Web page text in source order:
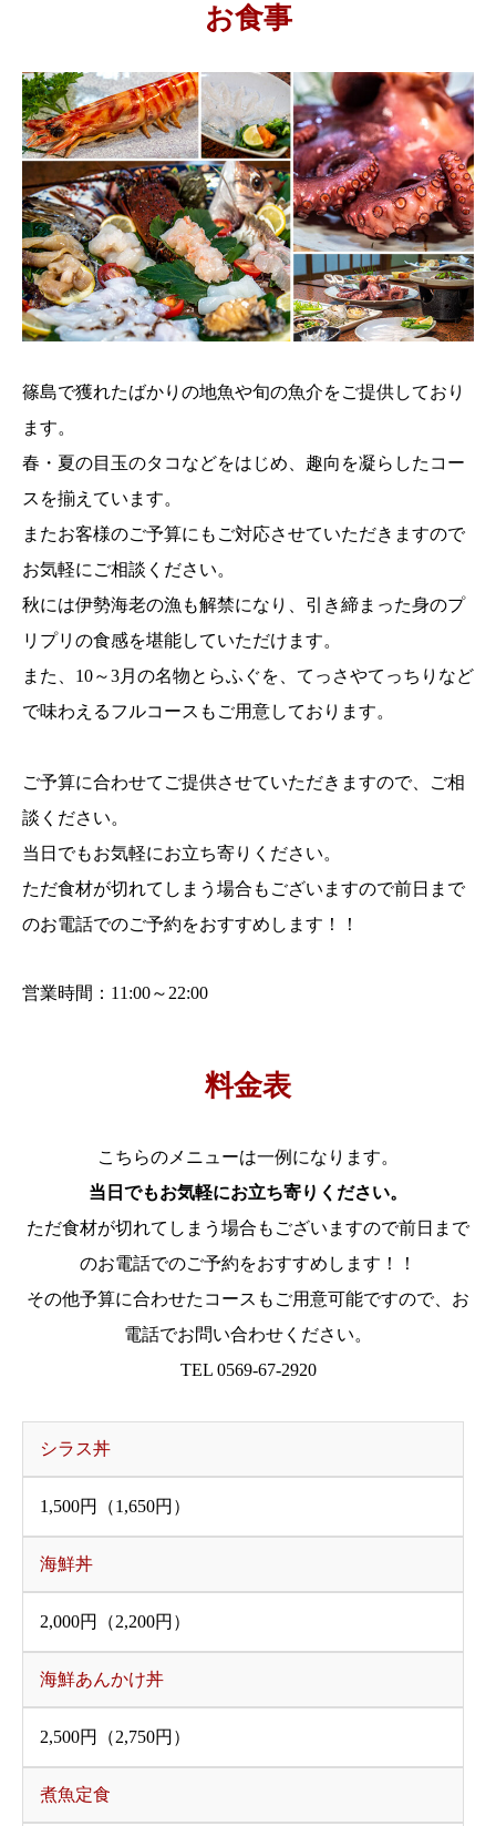
お食事
篠島で獲れたばかりの地魚や旬の魚介をご提供しており
ます。
春・夏の目玉のタコなどをはじめ、趣向を凝らしたコー
スを揃えています。
またお客様のご予算にもご対応させていただきますので
お気軽にご相談ください。
秋には伊勢海老の漁も解禁になり、引き締まった身のプ
リプリの食感を堪能していただけます。
また、10～3月の名物とらふぐを、てっさやてっちりなど
で味わえるフルコースもご用意しております。
ご予算に合わせてご提供させていただきますので、ご相
談ください。
当日でもお気軽にお立ち寄りください。
ただ食材が切れてしまう場合もございますので前日まで
のお電話でのご予約をおすすめします！！
営業時間：11:00～22:00
料金表
こちらのメニューは一例になります。
当日でもお気軽にお立ち寄りください。
ただ食材が切れてしまう場合もございますので前日まで
のお電話でのご予約をおすすめします！！
その他予算に合わせたコースもご用意可能ですので、お
電話でお問い合わせください。
TEL 0569-67-2920
シラス丼
1,500円（1,650円）
海鮮丼
2,000円（2,200円）
海鮮あんかけ丼
2,500円（2,750円）
煮魚定食